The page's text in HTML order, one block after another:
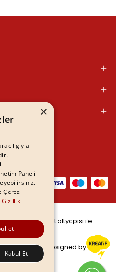
- ikas E-Ticaret altyapısı ile
Designed by
×
Paneli
Çerez
Gizlilik
et
Kabul Et